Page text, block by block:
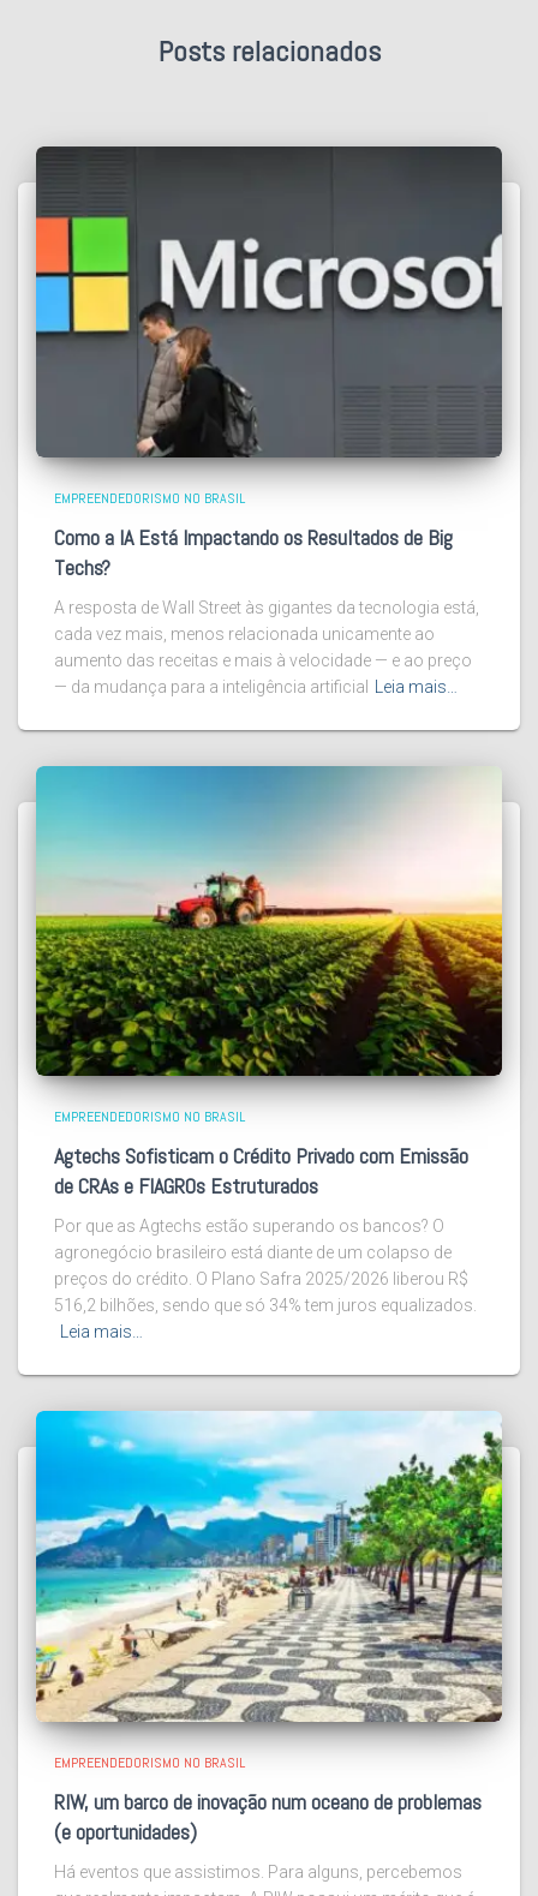
Posts relacionados
EMPREENDEDORISMO NO BRASIL
Como a IA Está Impactando os Resultados de Big
Techs?
A resposta de Wall Street às gigantes da tecnologia está,
cada vez mais, menos relacionada unicamente ao
aumento das receitas e mais à velocidade — e ao preço
— da mudança para a inteligência artificial
Leia mais…
EMPREENDEDORISMO NO BRASIL
Agtechs Sofisticam o Crédito Privado com Emissão
de CRAs e FIAGROs Estruturados
Por que as Agtechs estão superando os bancos? O
agronegócio brasileiro está diante de um colapso de
preços do crédito. O Plano Safra 2025/2026 liberou R$
516,2 bilhões, sendo que só 34% tem juros equalizados.
Leia mais…
EMPREENDEDORISMO NO BRASIL
RIW, um barco de inovação num oceano de problemas
(e oportunidades)
Há eventos que assistimos. Para alguns, percebemos